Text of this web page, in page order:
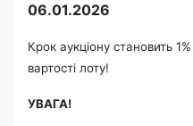
06.01.2026
Крок аукціону становить
вартості лоту!
УВАГА!